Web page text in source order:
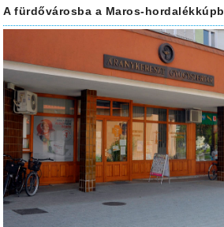
A fürdővárosba a Maros-